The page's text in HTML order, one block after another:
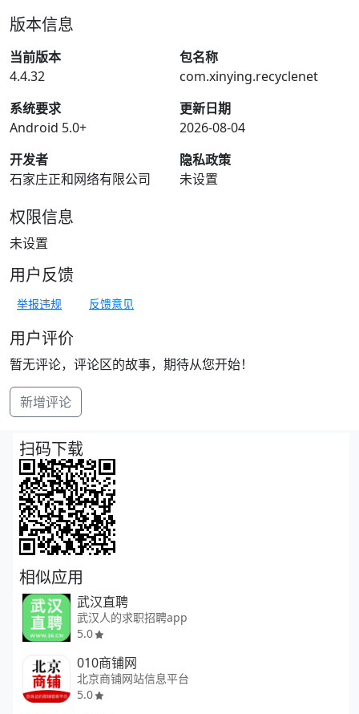
版本信息
当前版本
4.4.32
包名称
com.xinying.recyclenet
系统要求
Android 5.0+
更新日期
2026-08-04
开发者
石家庄正和网络有限公司
隐私政策
未设置
权限信息
未设置
用户反馈
举报违规 反馈意见
用户评价
暂无评论，评论区的故事，期待从您开始！
新增评论
扫码下载
相似应用
武汉直聘
武汉人的求职招聘app
5.0
010商铺网
北京商铺网站信息平台
5.0